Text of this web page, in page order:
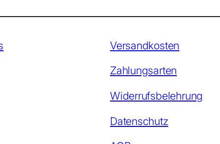
Versandkosten
Zahlungsarten
Widerrufsbelehrung
Datenschutz